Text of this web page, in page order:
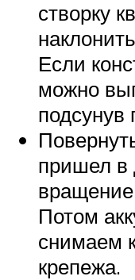
створку
Если
можно
подсунув
пришел в
Потом
снимаем
крепежа.